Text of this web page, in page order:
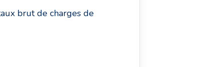
brut de charges de